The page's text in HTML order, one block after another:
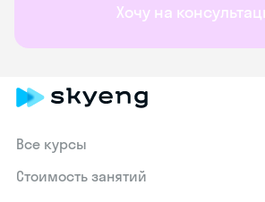
Хочу на
Все курсы
Стоимость занятий